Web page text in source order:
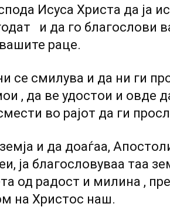
Исуса Христа да ја
и да го благослови
раце.
се смилува и да ни ги
, да ве удостои и овде
во рајот да ги
и да доаѓаа,
ја благословуваа таа
од радост и милина ,
на Христос наш.